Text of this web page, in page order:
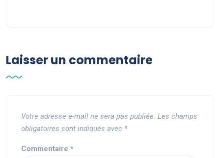
Laisser un commentaire
Votre adresse e-mail ne sera pas publiée. Les champs
obligatoires sont indiqués avec *
Commentaire *